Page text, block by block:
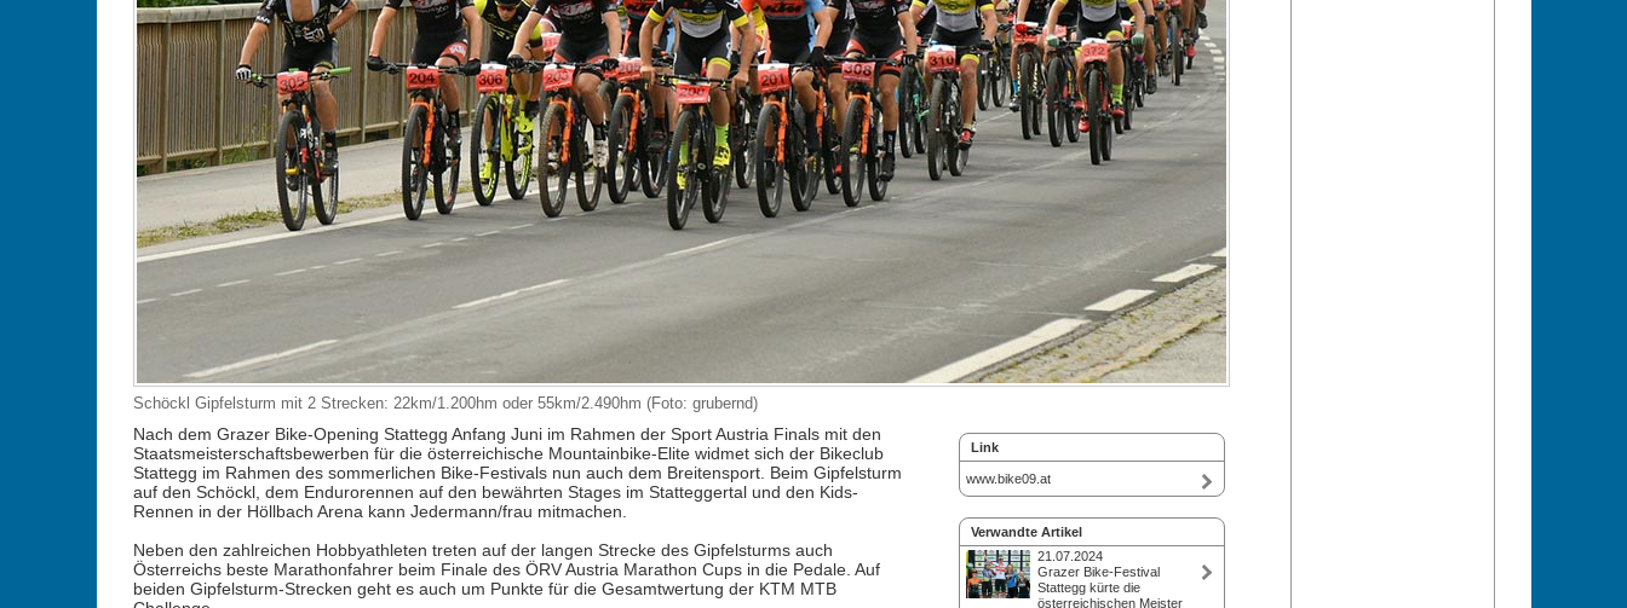
Schöckl Gipfelsturm mit 2 Strecken: 22km/1.200hm oder 55km/2.490hm (Foto: grubernd)
Link
www.bike09.at
Verwandte Artikel
21.07.2024
Grazer Bike-Festival
Stattegg kürte die
österreichischen Meister
Nach dem Grazer Bike-Opening Stattegg Anfang Juni im Rahmen der Sport Austria Finals mit den
Staatsmeisterschaftsbewerben für die österreichische Mountainbike-Elite widmet sich der Bikeclub
Stattegg im Rahmen des sommerlichen Bike-Festivals nun auch dem Breitensport. Beim Gipfelsturm
auf den Schöckl, dem Endurorennen auf den bewährten Stages im Statteggertal und den Kids-
Rennen in der Höllbach Arena kann Jedermann/frau mitmachen.
Neben den zahlreichen Hobbyathleten treten auf der langen Strecke des Gipfelsturms auch
Österreichs beste Marathonfahrer beim Finale des ÖRV Austria Marathon Cups in die Pedale. Auf
beiden Gipfelsturm-Strecken geht es auch um Punkte für die Gesamtwertung der KTM MTB